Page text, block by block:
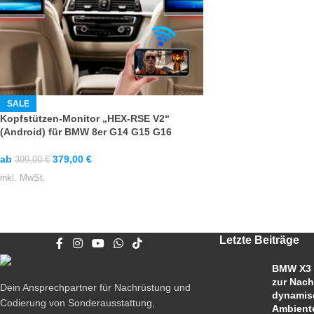
SALE
Kopfstützen-Monitor „HEX-RSE V2“
(Android) für BMW 8er G14 G15 G16
ab 399,00€ 379,00 €
inkl. MwSt.
Dein Ansprechpartner für Nachrüstung und
Codierung von Sonderausstattung,
Letzte Beiträge
BMW
zur